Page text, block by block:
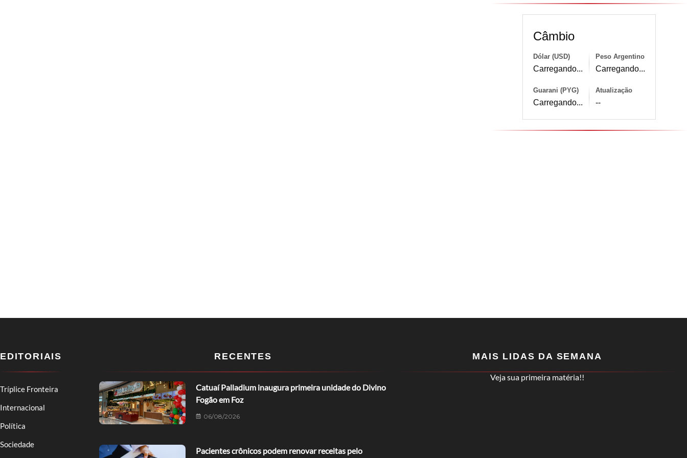
Câmbio
Dólar (USD)
Carregando...
Peso Argentino
Carregando...
Guarani (PYG)
Carregando...
Atualização
--
EDITORIAIS
Tríplice Fronteira
Internacional
Política
Sociedade
RECENTES
Catuaí Palladium inaugura primeira unidade do Divino
Fogão em Foz
06/08/2026
Pacientes crônicos podem renovar receitas pelo
MAIS LIDAS DA SEMANA
Veja sua primeira matéria!!